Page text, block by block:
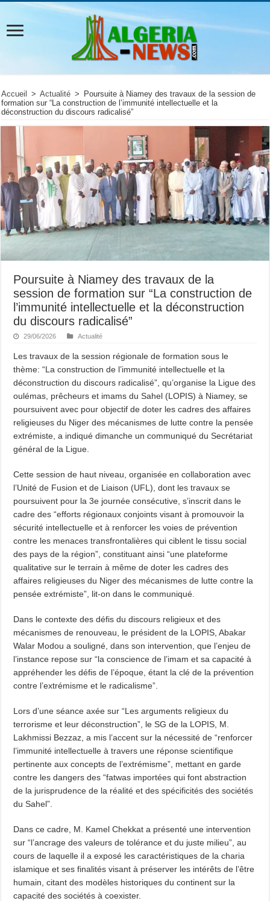
Accueil > Actualité >
Poursuite à Niamey des travaux de la session de
formation sur “La construction de l’immunité intellectuelle et la
déconstruction du discours radicalisé”
Poursuite à Niamey des travaux de la
session de formation sur “La construction de
l’immunité intellectuelle et la déconstruction
du discours radicalisé”
29/06/2026 Actualité
Les travaux de la session régionale de formation sous le
thème: “La construction de l’immunité intellectuelle et la
déconstruction du discours radicalisé”, qu’organise la Ligue des
oulémas, prêcheurs et imams du Sahel (LOPIS) à Niamey, se
poursuivent avec pour objectif de doter les cadres des affaires
religieuses du Niger des mécanismes de lutte contre la pensée
extrémiste, a indiqué dimanche un communiqué du Secrétariat
général de la Ligue.
Cette session de haut niveau, organisée en collaboration avec
l’Unité de Fusion et de Liaison (UFL), dont les travaux se
poursuivent pour la 3e journée consécutive, s’inscrit dans le
cadre des “efforts régionaux conjoints visant à promouvoir la
sécurité intellectuelle et à renforcer les voies de prévention
contre les menaces transfrontalières qui ciblent le tissu social
des pays de la région”, constituant ainsi “une plateforme
qualitative sur le terrain à même de doter les cadres des
affaires religieuses du Niger des mécanismes de lutte contre la
pensée extrémiste”, lit-on dans le communiqué.
Dans le contexte des défis du discours religieux et des
mécanismes de renouveau, le président de la LOPIS, Abakar
Walar Modou a souligné, dans son intervention, que l’enjeu de
l’instance repose sur “la conscience de l’imam et sa capacité à
appréhender les défis de l’époque, étant la clé de la prévention
contre l’extrémisme et le radicalisme”.
Lors d’une séance axée sur “Les arguments religieux du
terrorisme et leur déconstruction”, le SG de la LOPIS, M.
Lakhmissi Bezzaz, a mis l’accent sur la nécessité de “renforcer
l’immunité intellectuelle à travers une réponse scientifique
pertinente aux concepts de l’extrémisme”, mettant en garde
contre les dangers des “fatwas importées qui font abstraction
de la jurisprudence de la réalité et des spécificités des sociétés
du Sahel”.
Dans ce cadre, M. Kamel Chekkat a présenté une intervention
sur “l’ancrage des valeurs de tolérance et du juste milieu”, au
cours de laquelle il a exposé les caractéristiques de la charia
islamique et ses finalités visant à préserver les intérêts de l’être
humain, citant des modèles historiques du continent sur la
capacité des sociétés à coexister.